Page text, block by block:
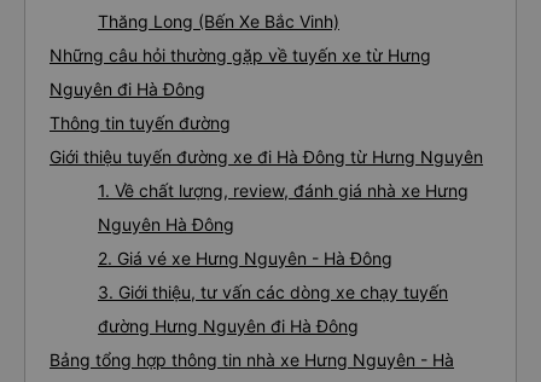
Thăng Long (Bến Xe Bắc Vinh)
Những câu hỏi thường gặp về tuyến xe từ Hưng
Nguyên đi Hà Đông
Thông tin tuyến đường
Giới thiệu tuyến đường xe đi Hà Đông từ Hưng Nguyên
1. Về chất lượng, review, đánh giá nhà xe Hưng
Nguyên Hà Đông
2. Giá vé xe Hưng Nguyên - Hà Đông
3. Giới thiệu, tư vấn các dòng xe chạy tuyến
đường Hưng Nguyên đi Hà Đông
Bảng tổng hợp thông tin nhà xe Hưng Nguyên - Hà